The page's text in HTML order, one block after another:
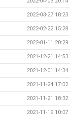
2022-03-27 18:23
2022-02-22 15:28
2022-01-11 20:29
2021-12-21 14:53
2021-12-01 14:34
2021-11-24 17:02
2021-11-21 18:32
2021-11-19 10:07